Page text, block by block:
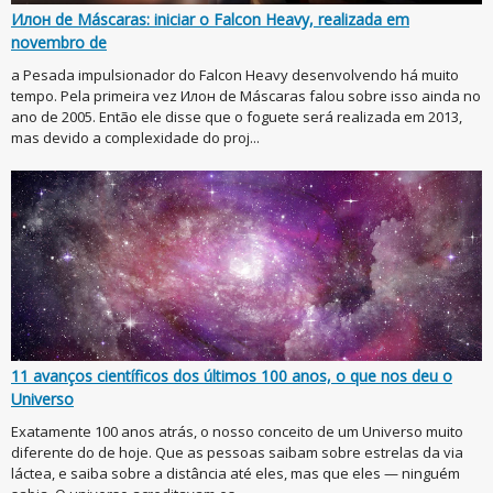
Илон de Máscaras: iniciar o Falcon Heavy, realizada em
novembro de
a Pesada impulsionador do Falcon Heavy desenvolvendo há muito
tempo. Pela primeira vez Илон de Máscaras falou sobre isso ainda no
ano de 2005. Então ele disse que o foguete será realizada em 2013,
mas devido a complexidade do proj...
11 avanços científicos dos últimos 100 anos, o que nos deu o
Universo
Exatamente 100 anos atrás, o nosso conceito de um Universo muito
diferente do de hoje. Que as pessoas saibam sobre estrelas da via
láctea, e saiba sobre a distância até eles, mas que eles — ninguém